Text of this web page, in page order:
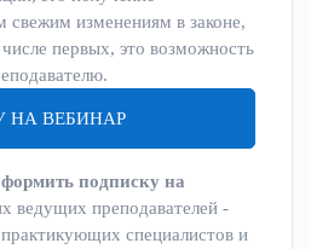
изменениям в законе,
первых, это возможность
НА ВЕБИНАР
подписку на
ведущих преподавателей -
практикующих специалистов и